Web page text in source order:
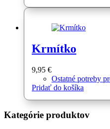
Krmítko
9,95 €
Ostatné potreby
Pridať do košíka
Kategórie produktov